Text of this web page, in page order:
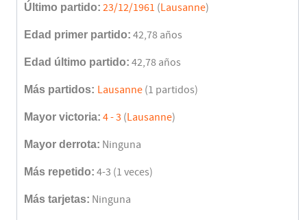
Último partido: 23/12/1961 (Lausanne)
Edad primer partido: 42,78 años
Edad último partido: 42,78 años
Más partidos: Lausanne (1 partidos)
Mayor victoria: 4 - 3 (Lausanne)
Mayor derrota: Ninguna
Más repetido: 4-3 (1 veces)
Más tarjetas: Ninguna